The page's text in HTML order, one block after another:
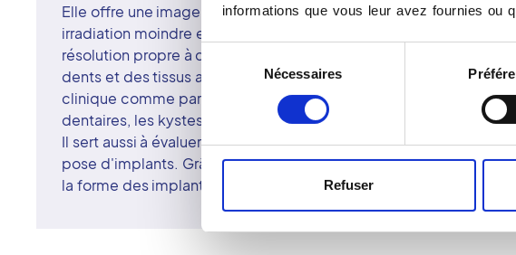
informations que vous leur avez fournies ou
Sélection
du
consentement
Nécessaires
Refuser
Elle offre une imagerie comparable au scanner facial et dentaire,
irradiation moindre et une mise en ouvre simple. Grâce à la très
résolution propre à cet examen, il est possible de détecter les
dents et des tissus adjacents qui ne peuvent être décelés lors
clinique comme par exemple les débuts de caries, les
dentaires, les kystes, les abcès et les éventuelles tumeurs.
Il sert aussi à évaluer le volume osseux et la position des nerfs en
pose d'implants. Grâce à la modélisation 3D, il permet de choisir
la forme des implants en fonction de la morphologie du patient.